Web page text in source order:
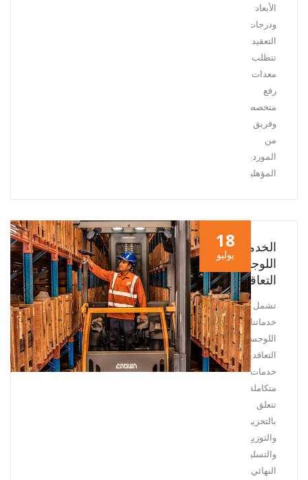
الأبعاد
ودرجات
التعقيد،
تتطلب
معدات
رفع
متخصصة
وفريق
من
الموردين
المؤهلين.
18
يوليوالخدمات
اللوجستية
التعاقدية
تشمل
خدماتنا
اللوجستية
التعاقدية
خدمات
متكاملة
تتعلق
بالتخزين
والتوزيع
والتسليم
النهائي